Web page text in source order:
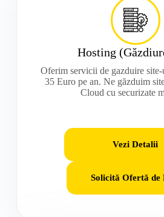
Hosting
Oferim servicii de gazduire
35 Euro pe an. Ne găzduim
Cloud cu securizate
Vezi Detalii
Solicită Ofertă de